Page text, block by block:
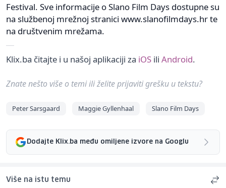
Festival. Sve informacije o Slano Film Days dostupne su
na službenoj mrežnoj stranici www.slanofilmdays.hr te
na društvenim mrežama.
Klix.ba čitajte i u našoj aplikaciji za iOS ili Android.
Znate nešto više o temi ili želite prijaviti grešku u tekstu?
Peter Sarsgaard Maggie Gyllenhaal Slano Film Days
Dodajte Klix.ba među omiljene izvore na Googlu
Više na istu temu